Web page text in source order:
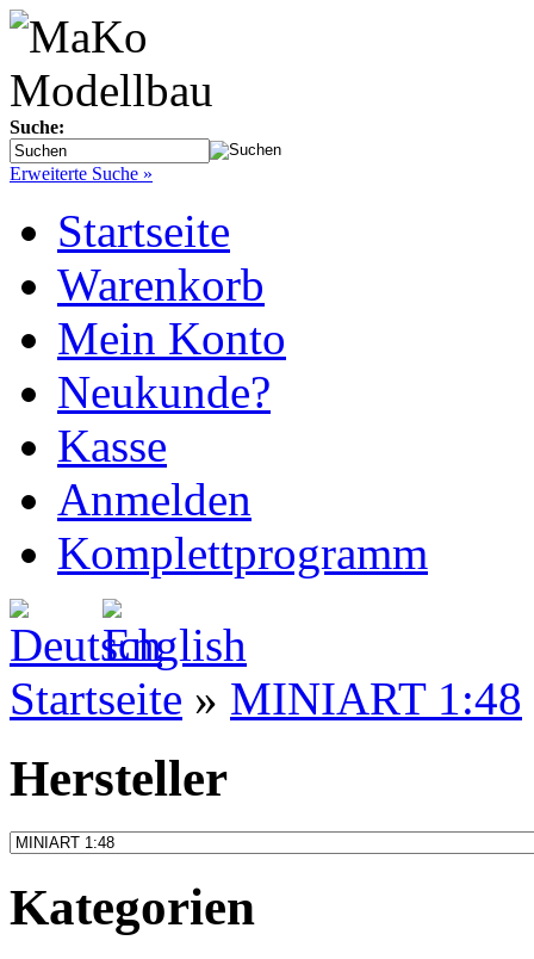
Suche:
Erweiterte Suche »
Startseite
Warenkorb
Mein Konto
Neukunde?
Kasse
Anmelden
Komplettprogramm
Startseite » MINIART 1:48
Hersteller
Kategorien